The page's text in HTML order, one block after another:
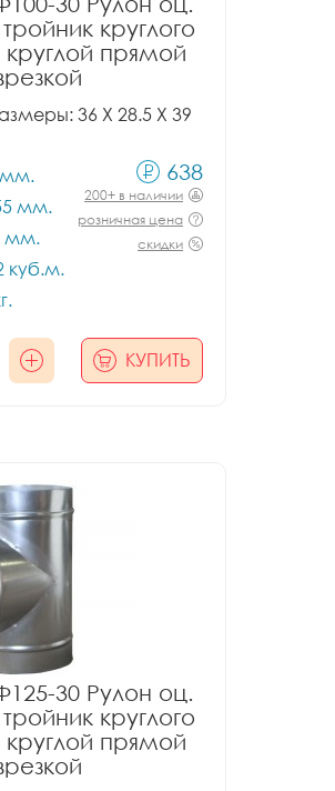
круглого
круглой прямой
36 X 28.5 X 39
мм.
мм.
мм.
куб.м.
638
200+ в наличии
розничная цена
скидки
КУПИТЬ
30 Рулон оц.
круглого
круглой прямой